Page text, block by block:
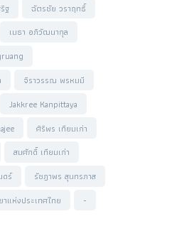
ฐ
ฉัตรชัย วราฤทธิ์
เมธา อภิวัฒนากุล
จิราวรรณ พรหมมี
Jakkree Kanpittaya
ศิริพร เทียมเก่า
สมศักดิ์ เทียมเก่า
ร์
รัชฎาพร สุนทรภาส
าแห่งประเทศไทย
-